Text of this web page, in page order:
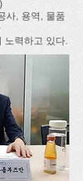
사, 용역, 물품
노력하고 있다.